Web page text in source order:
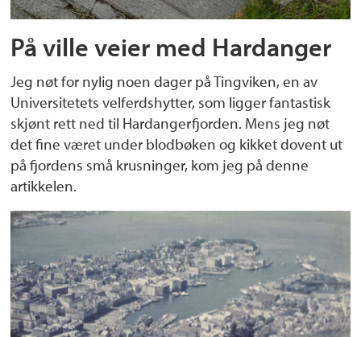
På ville veier med Hardanger
Jeg nøt for nylig noen dager på Tingviken, en av
Universitetets velferdshytter, som ligger fantastisk
skjønt rett ned til Hardangerfjorden. Mens jeg nøt
det fine været under blodbøken og kikket dovent ut
på fjordens små krusninger, kom jeg på denne
artikkelen.